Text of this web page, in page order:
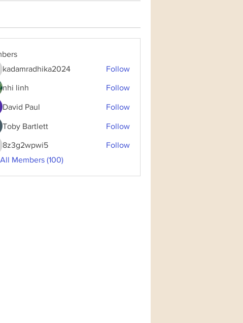
kadamradhika2024 Follow
nhi linh Follow
David Paul Follow
Toby Bartlett Follow
8z3g2wpwi5
Follow
Members (100)